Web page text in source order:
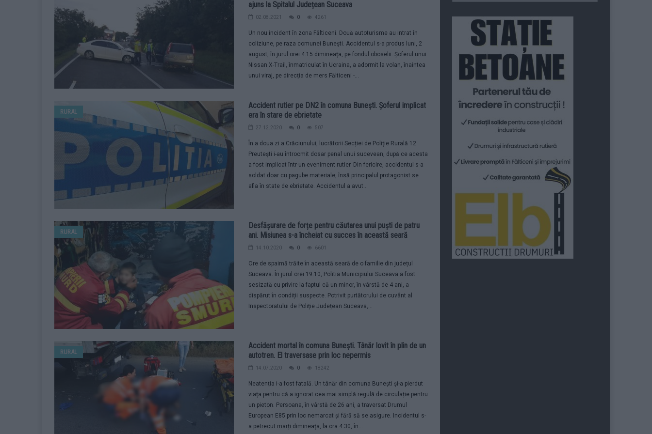
ajuns la Spitalul Județean Suceava
02.08.2021 0 4261
Un nou incident în zona Fălticeni. Două autoturisme au intrat în
coliziune, pe raza comunei Bunești. Accidentul s-a produs luni, 2
august, în jurul orei 4.15 dimineața, pe fondul oboselii. Șoferul unui
Nissan X-Trail, înmatriculat în Ucraina, a adormit la volan, înaintea
unui viraj, pe direcția de mers Fălticeni -...
RURAL
Accident rutier pe DN2 în comuna Bunești. Șoferul implicat
era în stare de ebrietate
27.12.2020 0 507
În a doua zi a Crăciunului, lucrătorii Secției de Poliție Rurală 12
Preutești i-au întrocmit dosar penal unui sucevean, după ce acesta
a fost implicat într-un eveniment rutier. Din fericire, accidentul s-a
soldat doar cu pagube materiale, însă principalul protagonist se
afla în state de ebrietate. Accidentul a avut...
RURAL
Desfășurare de forțe pentru căutarea unui puști de patru
ani. Misiunea s-a încheiat cu succes în această seară
14.10.2020 0 6601
Ore de spaimă trăite în această seară de o familie din județul
Suceava. În jurul orei 19.10, Politia Municipiului Suceava a fost
sesizată cu privire la faptul că un minor, în vârstă de 4 ani, a
dispărut în condiții suspecte. Potrivit purtătorului de cuvânt al
Inspectoratului de Poliție Județean Suceava,...
RURAL
Accident mortal în comuna Bunești. Tânăr lovit în plin de un
autotren. El traversase prin loc nepermis
14.07.2020 0 18242
Neatenția i-a fost fatală. Un tânăr din comuna Bunești și-a pierdut
viața pentru că a ignorat cea mai simplă regulă de circulație pentru
un pieton. Persoana, în vârstă de 26 ani, a traversat Drumul
European E85 prin loc nemarcat și fără să se asigure. Incidentul s-
a petrecut marți dimineața, la ora 4.30, în...